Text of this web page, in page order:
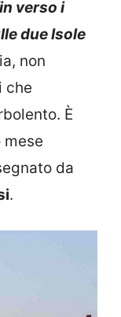
verso i
due Isole
non
che
È
da
.